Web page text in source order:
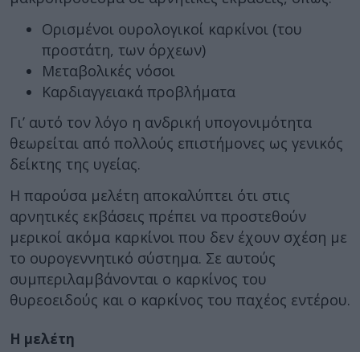
Ορισμένοι ουρολογικοί καρκίνοι (του
προστάτη, των όρχεων)
Μεταβολικές νόσοι
Καρδιαγγειακά προβλήματα
Γι’ αυτό τον λόγο η ανδρική υπογονιμότητα
θεωρείται από πολλούς επιστήμονες ως γενικός
δείκτης της υγείας.
Η παρούσα μελέτη αποκαλύπτει ότι στις
αρνητικές εκβάσεις πρέπει να προστεθούν
μερικοί ακόμα καρκίνοι που δεν έχουν σχέση με
το ουρογεννητικό σύστημα. Σε αυτούς
συμπεριλαμβάνονται ο καρκίνος του
θυρεοειδούς και ο καρκίνος του παχέος εντέρου.
Η μελέτη